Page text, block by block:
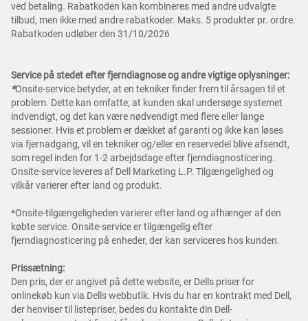
ved betaling. Rabatkoden kan kombineres med andre udvalgte
tilbud, men ikke med andre rabatkoder. Maks. 5 produkter pr. ordre.
Rabatkoden udløber den 31/10/2026
Service på stedet efter fjerndiagnose og andre vigtige oplysninger:
*Onsite-service betyder, at en tekniker finder frem til årsagen til et
problem. Dette kan omfatte, at kunden skal undersøge systemet
indvendigt, og det kan være nødvendigt med flere eller lange
sessioner. Hvis et problem er dækket af garanti og ikke kan løses
via fjernadgang, vil en tekniker og/eller en reservedel blive afsendt,
som regel inden for 1-2 arbejdsdage efter fjerndiagnosticering.
Onsite-service leveres af Dell Marketing L.P. Tilgængelighed og
vilkår varierer efter land og produkt.
*Onsite-tilgængeligheden varierer efter land og afhænger af den
købte service. Onsite-service er tilgængelig efter
fjerndiagnosticering på enheder, der kan serviceres hos kunden.
Prissætning:
Den pris, der er angivet på dette website, er Dells priser for
onlinekøb kun via Dells webbutik. Hvis du har en kontrakt med Dell,
der henviser til listepriser, bedes du kontakte din Dell-